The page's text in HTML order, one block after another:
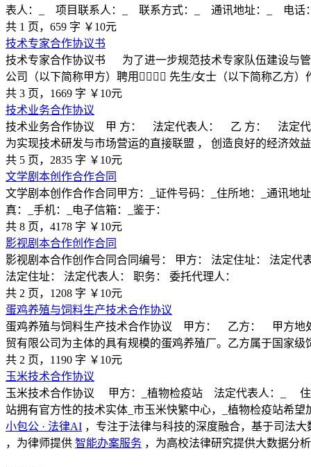
表人：_ 项目联系人：_ 联系方式：_ 通讯地址：_ 电话
共 1 页，659 字 ￥10元
技术专家合作协议书
技术专家合作协议书 为了进一步规范技术专家队伍建设与
公司（以下简称甲方）聘用￿￿￿￿ 先生/女士（以下简称乙方）
共 3 页，1669 字 ￥10元
技术业务合作协议
技术业务合作协议 甲 方： 法定代表人： 乙 方： 法定代
为实现技术研发与市场营运的直接联盟 ， 创造良好的经济效
共 5 页，2835 字 ￥10元
文学剧本创作合作合同
文学剧本创作合作合同甲方：_证件号码：_住所地：_通讯地
真：_手机：_电子信箱：_鉴于：
共 8 页，4178 字 ￥10元
影视剧本合作创作合同
影视剧本合作创作合同合同编号： 甲方： 法定住址： 法定
法定住址： 法定代表人： 职务： 委托代理人：
共 2 页，1208 字 ￥10元
蛋鸡养殖与饲料生产技术合作协议
蛋鸡养殖与饲料生产技术合作协议 甲方： 乙方： 甲方地处
贸有限公司为主体的具有规模的蛋鸡养殖厂。乙方属于国家级
共 2 页，1190 字 ￥10元
玉米技术合作协议
玉米技术合作协议 甲方：_植物检疫站 法定代表人：_
站拥有官方性的技术实体_市玉米快繁中心，_植物检疫站希望
小包公 · 法律AI ，专注于法律与科技的深度融合，基于司法
，为律师提供 智能办案服务 ，为高校法律研究提供大数据分